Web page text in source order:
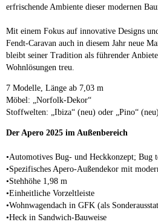
erfrischende Ambiente dieser modernen
Mit einem Fokus auf innovative Designs
Fendt-Caravan auch in diesem Jahr neue
bleibt seiner Tradition als führender
Wohnlösungen treu.
7 Modelle, Länge ab 7,03 m
Möbel: „Norfolk-Dekor“
Stoffwelten: „Ibiza“ (neu) oder „Pino“ (neu)
Der Apero 2025 im Außenbereich
•Automotives Bug- und Heckkonzept; Bug
•Spezifisches Apero-Außendekor mit
•Stehhöhe 1,98 m
•Einheitliche Vorzeltleiste
•Wohnwagendach in GFK (als
•Heck in Sandwich-Bauweise